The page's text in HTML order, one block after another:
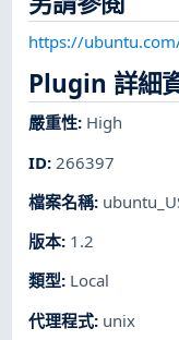
https://
Plugin 詳細
嚴重性: High
ID: 266397
檔案名稱:
版本: 1.2
類型: Local
代理程式: unix